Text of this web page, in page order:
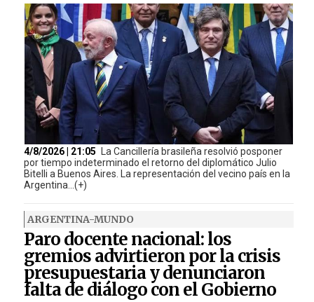
4/8/2026 | 21:05
La Cancillería brasileña resolvió posponer
por tiempo indeterminado el retorno del diplomático Julio
Bitelli a Buenos Aires. La representación del vecino país en la
Argentina...(+)
ARGENTINA-MUNDO
Paro docente nacional: los
gremios advirtieron por la crisis
presupuestaria y denunciaron
falta de diálogo con el Gobierno